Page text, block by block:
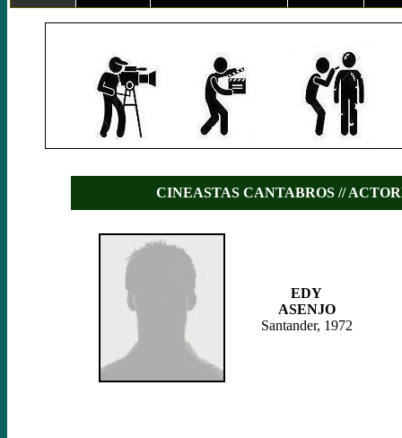
CINEASTAS CANTABROS //
EDY
ASENJO
Santander, 1972